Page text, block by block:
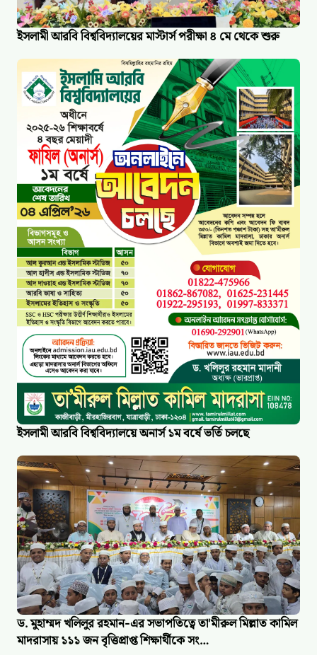
ইসলামী আরবি বিশ্ববিদ্যালয়ের মাস্টার্স পরীক্ষা ৪ মে থেকে শুরু
ইসলামী আরবি বিশ্ববিদ্যালয়ে অনার্স ১ম বর্ষে ভর্তি চলছে
ড. মুহাম্মদ খলিলুর রহমান-এর সভাপতিত্বে তা'মীরুল মিল্লাত কামিল
মাদরাসায় ১১১ জন বৃত্তিপ্রাপ্ত শিক্ষার্থীকে সং…